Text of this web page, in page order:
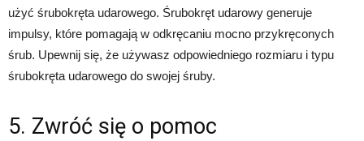
użyć śrubokręta udarowego. Śrubokręt udarowy generuje
impulsy, które pomagają w odkręcaniu mocno przykręconych
śrub. Upewnij się, że używasz odpowiedniego rozmiaru i typu
śrubokręta udarowego do swojej śruby.
5. Zwróć się o pomoc